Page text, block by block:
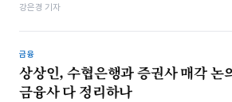
강은경 기자
금융
상상인, 수협은행과 증권사 매각
금융사 다 정리하나